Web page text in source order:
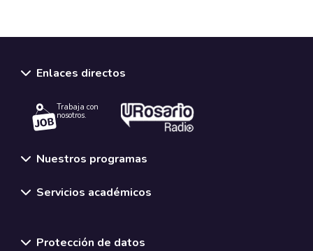
Enlaces directos
Trabaja con
nosotros.
Nuestros programas
Servicios académicos
Protección de datos